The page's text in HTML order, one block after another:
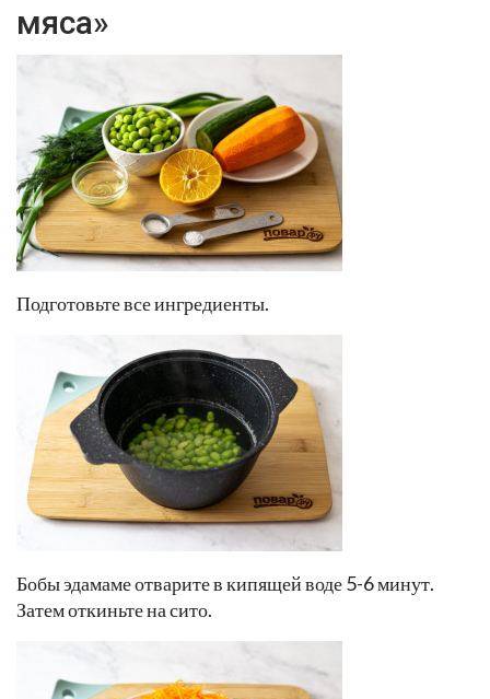
мяса»
Подготовьте все ингредиенты.
Бобы эдамаме отварите в кипящей воде 5-6 минут.
Затем откиньте на сито.